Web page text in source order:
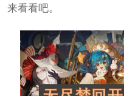
来看看吧。